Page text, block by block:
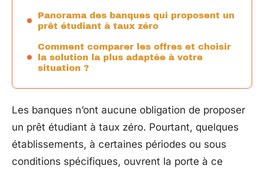
Panorama des banques qui proposent un
prêt étudiant à taux zéro
Comment comparer les offres et choisir
la solution la plus adaptée à votre
situation ?
Les banques n’ont aucune obligation de proposer
un prêt étudiant à taux zéro. Pourtant, quelques
établissements, à certaines périodes ou sous
conditions spécifiques, ouvrent la porte à ce